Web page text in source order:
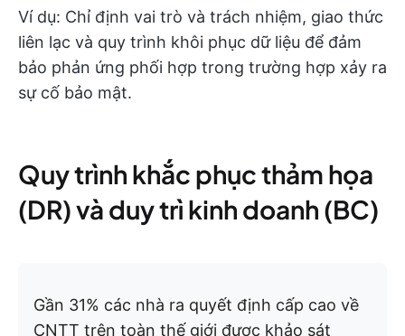
Ví dụ: Chỉ định vai trò và trách nhiệm, giao thức
liên lạc và quy trình khôi phục dữ liệu để đảm
bảo phản ứng phối hợp trong trường hợp xảy ra
sự cố bảo mật.
Quy trình khắc phục thảm họa
(DR) và duy trì kinh doanh (BC)
Gần 31% các nhà ra quyết định cấp cao về
CNTT trên toàn thế giới được khảo sát